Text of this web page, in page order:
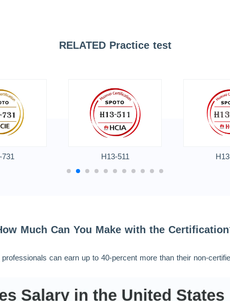
RELATED Practice test
731 H13-511
Much Can You Make with the
professionals can earn up to 40-percent more than their non-